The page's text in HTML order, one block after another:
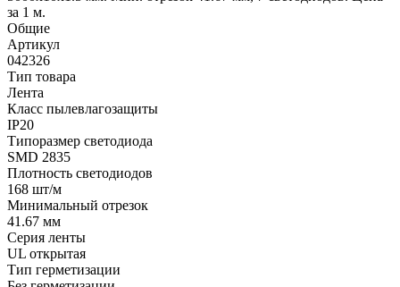
за 1 м.
Общие
Артикул
042326
Тип товара
Лента
Класс пылевлагозащиты
IP20
Типоразмер светодиода
SMD 2835
Плотность светодиодов
168 шт/м
Минимальный отрезок
41.67 мм
Серия ленты
UL открытая
Тип герметизации